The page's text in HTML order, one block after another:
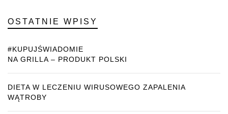
OSTATNIE WPISY
#KUPUJŚWIADOMIE
NA GRILLA – PRODUKT POLSKI
DIETA W LECZENIU WIRUSOWEGO ZAPALENIA
WĄTROBY